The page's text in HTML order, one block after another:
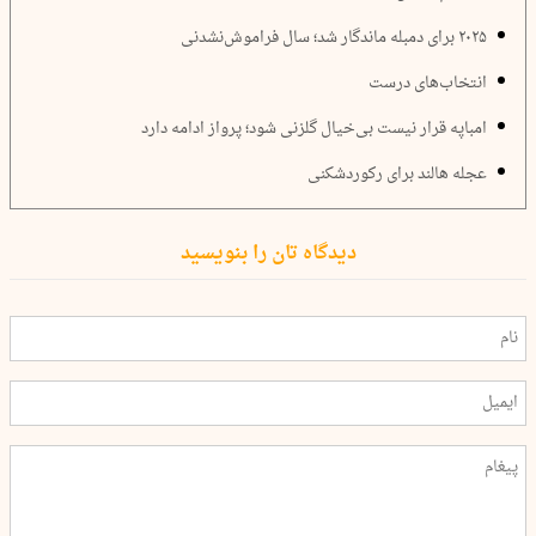
۲۰۲۵ برای دمبله ماندگار شد؛ سال فراموش‌نشدنی
انتخاب‌های درست
امباپه قرار نیست بی‌خیال گلزنی شود؛ پرواز ادامه دارد
عجله هالند برای رکوردشکنی
دیدگاه تان را بنویسید